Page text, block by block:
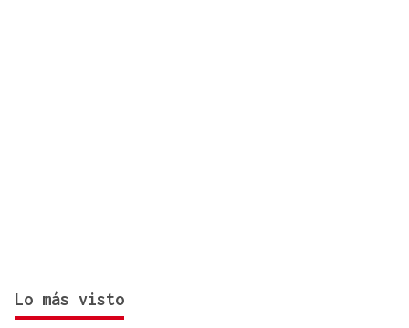
Lo más visto